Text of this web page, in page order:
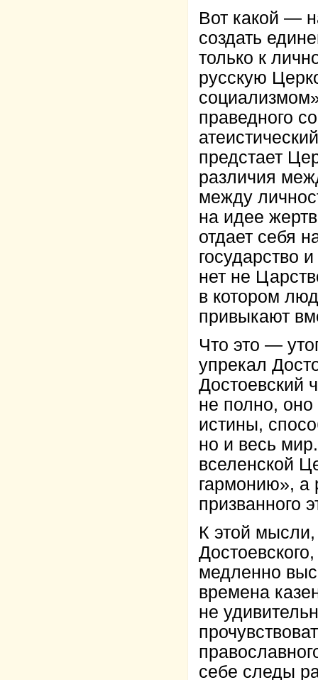
Вот какой —
создать
только к
русскую
праведного
предстает
различия
между
на идее
отдает себя
государство
нет не
в котором
привыкают
Что это —
упрекал
Достоевский
не полно, оно
истины,
но и весь
вселенской
гармонию», а
призванного
К этой
медленно
времена
не
себе следы